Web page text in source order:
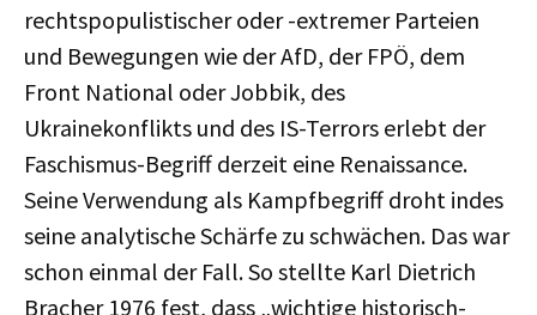
rechtspopulistischer oder -extremer Parteien
und Bewegungen wie der AfD, der FPÖ, dem
Front National oder Jobbik, des
Ukrainekonflikts und des IS-Terrors erlebt der
Faschismus-Begriff derzeit eine Renaissance.
Seine Verwendung als Kampfbegriff droht indes
seine analytische Schärfe zu schwächen. Das war
schon einmal der Fall. So stellte Karl Dietrich
Bracher 1976 fest, dass „wichtige historisch-